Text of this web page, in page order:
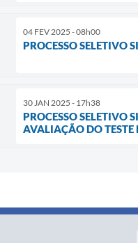
04 FEV 2025 - 08h00
PROCESSO SELETIVO
30 JAN 2025 - 17h38
PROCESSO SELETIVO
AVALIAÇÃO DO